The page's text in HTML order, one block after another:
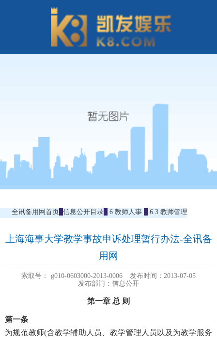
全讯备用网首页 信息公开目录 6 教师人事 6.3 教师管理
上海海事大学教学事故申诉处理暂行办法-全讯备
用网
索取号： g010-0603000-2013-0006
发布时间：2013-07-05
发布部门：信息公开
第一章 总 则
第一条
为规范教师(含教学辅助人员、教学管理人员以及为教学服务